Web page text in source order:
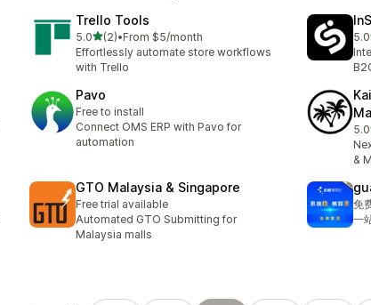
Trello Tools
5.0เต็ม 5 ดาว
(2)
ทั้งหมด 2 รีวิว
•From $5/month
Effortlessly automate store workflows
with Trello
5.0
ทั้ง
Pavo
Free to install
Connect OMS ERP with Pavo for
automation
5.0
ทั้ง
&
GTO Malaysia & Singapore
Free trial available
Automated GTO Submitting for
Malaysia malls
免
一